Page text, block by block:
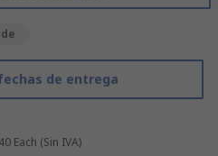
de entrega
Each (Sin IVA)